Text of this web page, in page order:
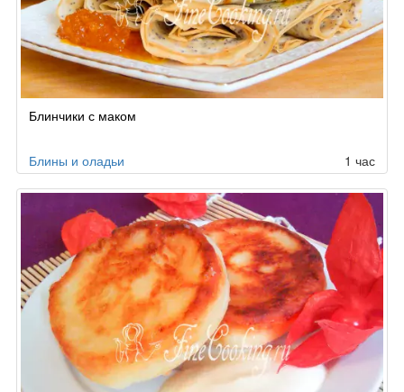
Блинчики с маком
Блины и оладьи 1 час